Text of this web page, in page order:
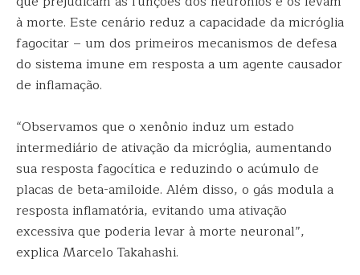
à morte. Este cenário reduz a capacidade da micróglia
fagocitar – um dos primeiros mecanismos de defesa
do sistema imune em resposta a um agente causador
de inflamação.
“Observamos que o xenônio induz um estado
intermediário de ativação da micróglia, aumentando
sua resposta fagocítica e reduzindo o acúmulo de
placas de beta-amiloide. Além disso, o gás modula a
resposta inflamatória, evitando uma ativação
excessiva que poderia levar à morte neuronal”,
explica Marcelo Takahashi.